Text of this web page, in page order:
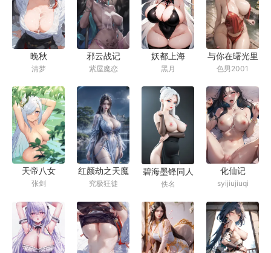
晚秋
清梦
邪云战记
紫屋魔恋
妖都上海
黑月
与你在曙光里
重逢
色男2001
天帝八女
张剑
红颜劫之天魔
降世
究极狂徒
碧海墨锋同人
佚名
化仙记
syijiujiuqi